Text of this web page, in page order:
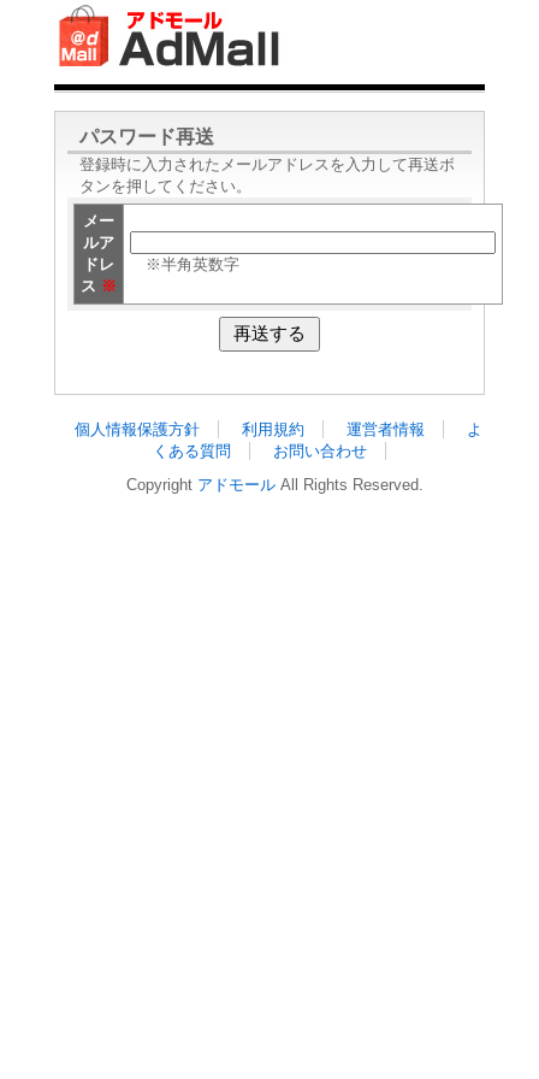
パスワード再送
登録時に入力されたメールアドレスを入力して再送ボ
タンを押してください。
メー
ルア
ドレ
ス ※
※半角英数字
個人情報保護方針 利用規約 運営者情報
よ
くある質問
お問い合わせ
Copyright アドモール All Rights Reserved.